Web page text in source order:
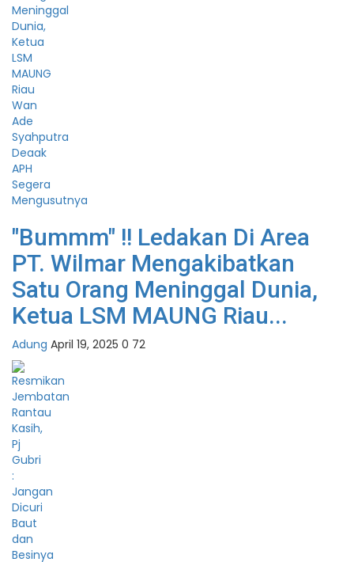
"Bummm" !! Ledakan Di Area
PT. Wilmar Mengakibatkan
Satu Orang Meninggal Dunia,
Ketua LSM MAUNG Riau...
Adung April 19, 2025 0 72